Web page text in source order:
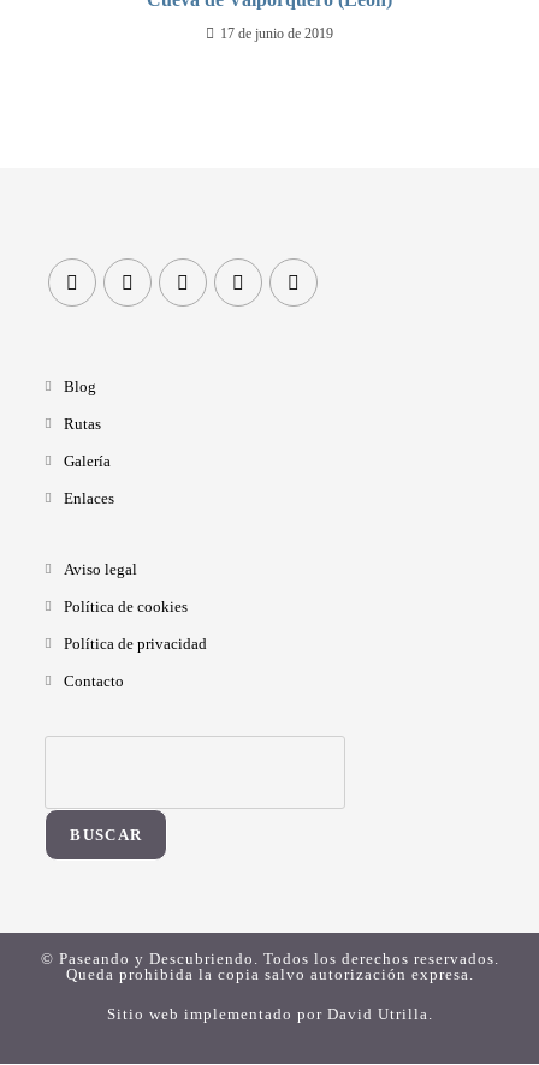
17 de junio de 2019
Blog
Rutas
Galería
Enlaces
Aviso legal
Política de cookies
Política de privacidad
Contacto
BUSCAR
© Paseando y Descubriendo. Todos los derechos reservados.
Queda prohibida la copia salvo autorización expresa.
Sitio web implementado por David Utrilla.